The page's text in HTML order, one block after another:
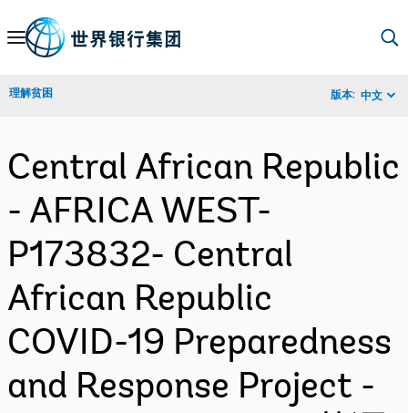
Skip
Navigation
理解贫困 版本: 中文
Central African Republic
- AFRICA WEST-
P173832- Central
African Republic
COVID-19 Preparedness
and Response Project -